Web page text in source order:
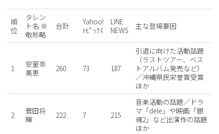
順
位
タレン
ト名 ※
敬称略
合計
Yahoo!
ﾄﾋﾟｯｸｽ
LINE
NEWS
主な登場要因
1
安室奈
美恵
260 73 187
引退に向けた活動話題
（ラストツアー、ベス
トアルバム発売など）
／沖縄県民栄誉賞受賞
ほか
2
菅田将
暉
222 7 215
音楽活動の話題／ドラ
マ「dele」や映画「銀
魂2」など出演作の話題
ほか